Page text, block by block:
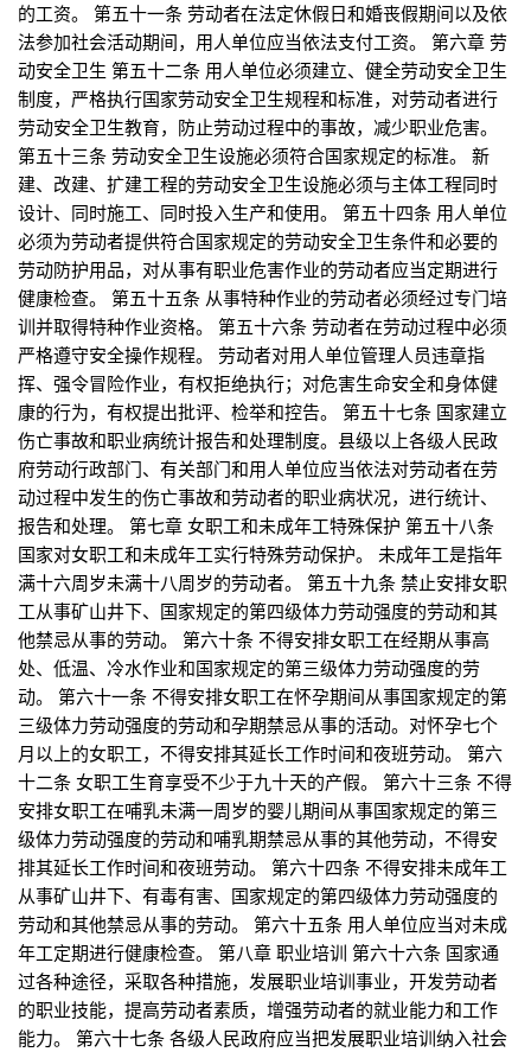
的工资。 第五十一条 劳动者在法定休假日和婚丧假期间以及依
法参加社会活动期间，用人单位应当依法支付工资。 第六章 劳
动安全卫生 第五十二条 用人单位必须建立、健全劳动安全卫生
制度，严格执行国家劳动安全卫生规程和标准，对劳动者进行
劳动安全卫生教育，防止劳动过程中的事故，减少职业危害。
第五十三条 劳动安全卫生设施必须符合国家规定的标准。 新
建、改建、扩建工程的劳动安全卫生设施必须与主体工程同时
设计、同时施工、同时投入生产和使用。 第五十四条 用人单位
必须为劳动者提供符合国家规定的劳动安全卫生条件和必要的
劳动防护用品，对从事有职业危害作业的劳动者应当定期进行
健康检查。 第五十五条 从事特种作业的劳动者必须经过专门培
训并取得特种作业资格。 第五十六条 劳动者在劳动过程中必须
严格遵守安全操作规程。 劳动者对用人单位管理人员违章指
挥、强令冒险作业，有权拒绝执行；对危害生命安全和身体健
康的行为，有权提出批评、检举和控告。 第五十七条 国家建立
伤亡事故和职业病统计报告和处理制度。县级以上各级人民政
府劳动行政部门、有关部门和用人单位应当依法对劳动者在劳
动过程中发生的伤亡事故和劳动者的职业病状况，进行统计、
报告和处理。 第七章 女职工和未成年工特殊保护 第五十八条
国家对女职工和未成年工实行特殊劳动保护。 未成年工是指年
满十六周岁未满十八周岁的劳动者。 第五十九条 禁止安排女职
工从事矿山井下、国家规定的第四级体力劳动强度的劳动和其
他禁忌从事的劳动。 第六十条 不得安排女职工在经期从事高
处、低温、冷水作业和国家规定的第三级体力劳动强度的劳
动。 第六十一条 不得安排女职工在怀孕期间从事国家规定的第
三级体力劳动强度的劳动和孕期禁忌从事的活动。对怀孕七个
月以上的女职工，不得安排其延长工作时间和夜班劳动。 第六
十二条 女职工生育享受不少于九十天的产假。 第六十三条 不得
安排女职工在哺乳未满一周岁的婴儿期间从事国家规定的第三
级体力劳动强度的劳动和哺乳期禁忌从事的其他劳动，不得安
排其延长工作时间和夜班劳动。 第六十四条 不得安排未成年工
从事矿山井下、有毒有害、国家规定的第四级体力劳动强度的
劳动和其他禁忌从事的劳动。 第六十五条 用人单位应当对未成
年工定期进行健康检查。 第八章 职业培训 第六十六条 国家通
过各种途径，采取各种措施，发展职业培训事业，开发劳动者
的职业技能，提高劳动者素质，增强劳动者的就业能力和工作
能力。 第六十七条 各级人民政府应当把发展职业培训纳入社会